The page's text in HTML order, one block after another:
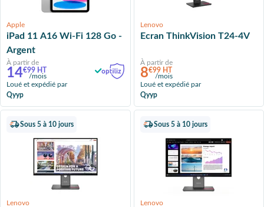
Apple
iPad 11 A16 Wi‑Fi 128 Go -
Argent
À partir de
14€99 HT
/mois
Loué et expédié par
Qyyp
Lenovo
Ecran ThinkVision T24-4V
À partir de
8€99 HT
/mois
Loué et expédié par
Qyyp
Sous 5 à 10 jours
Lenovo
Sous 5 à 10 jours
Lenovo